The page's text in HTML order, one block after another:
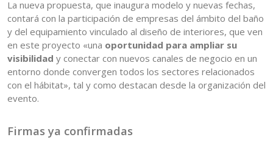
La nueva propuesta, que inaugura modelo y nuevas fechas,
contará con la participación de empresas del ámbito del baño
y del equipamiento vinculado al diseño de interiores, que ven
en este proyecto «una oportunidad para ampliar su
visibilidad y conectar con nuevos canales de negocio en un
entorno donde convergen todos los sectores relacionados
con el hábitat», tal y como destacan desde la organización del
evento.
Firmas ya confirmadas